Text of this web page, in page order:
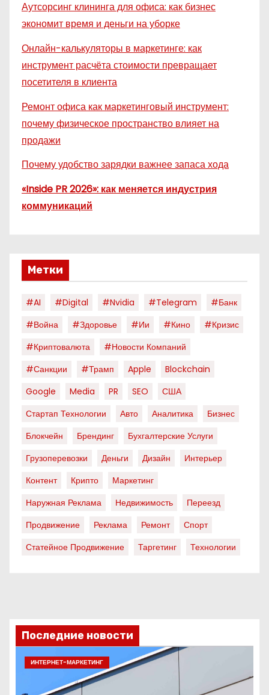
Аутсорсинг клининга для офиса: как бизнес
экономит время и деньги на уборке
Онлайн-калькуляторы в маркетинге: как
инструмент расчёта стоимости превращает
посетителя в клиента
Ремонт офиса как маркетинговый инструмент:
почему физическое пространство влияет на
продажи
Почему удобство зарядки важнее запаса хода
«Inside PR 2026»: как меняется индустрия
коммуникаций
Метки
#AI #digital #nvidia #telegram
#банк
#война
#здоровье #ии #кино
#кризис
#криптовалюта
#новости Компаний
#санкции
#трамп Apple
Blockchain
Google
Media PR SEO
США
Стартап Технологии
Авто Аналитика
Бизнес
Блокчейн
Брендинг
Бухгалтерские Услуги
Грузоперевозки
Деньги Дизайн
Интерьер
Контент
Крипто
Маркетинг
Наружная Реклама
Недвижимость
Переезд
Продвижение
Реклама Ремонт
Спорт
Статейное Продвижение
Таргетинг Технологии
Последние новости
ИНТЕРНЕТ-МАРКЕТИНГ